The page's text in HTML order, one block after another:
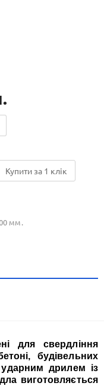
Купити за 1 клiк
мм.
для свердління
будівельних
дрилем із
виготовляється